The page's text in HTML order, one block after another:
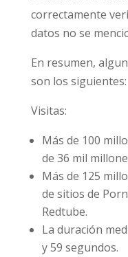
por tener que
estar
En resumen,
Más de 100
de 36 mil
Más de 125
red de sitios de
y Redtube.
La duración